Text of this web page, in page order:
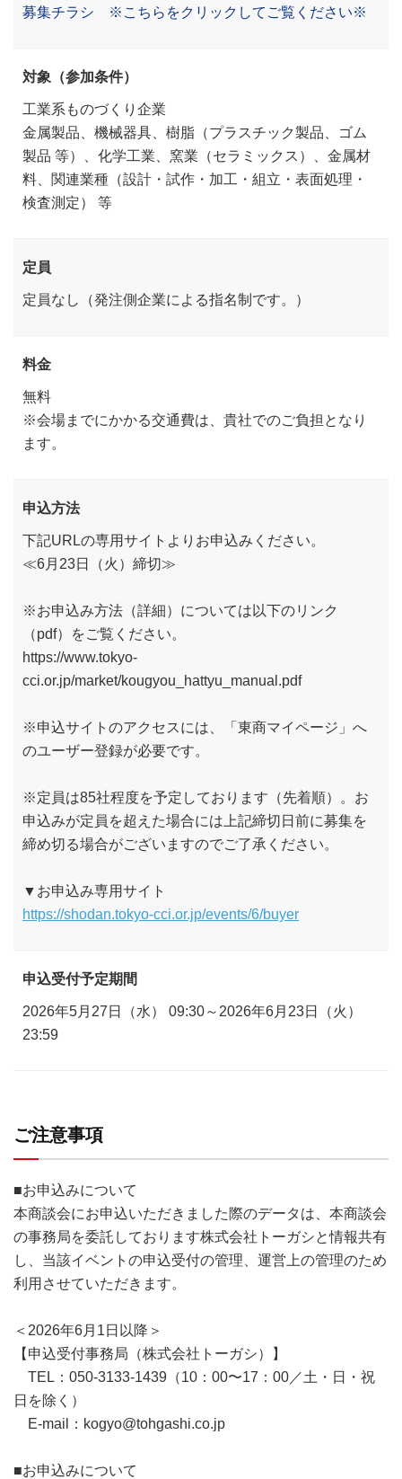
募集チラシ ※こちらをクリックしてご覧ください※
対象（参加条件）
工業系ものづくり企業
金属製品、機械器具、樹脂（プラスチック製品、ゴム
製品 等）、化学工業、窯業（セラミックス）、金属材
料、関連業種（設計・試作・加工・組立・表面処理・
検査測定） 等
定員
定員なし（発注側企業による指名制です。）
料金
無料
※会場までにかかる交通費は、貴社でのご負担となり
ます。
申込方法
下記URLの専用サイトよりお申込みください。
≪6月23日（火）締切≫
※お申込み方法（詳細）については以下のリンク
（pdf）をご覧ください。
https://www.tokyo-
cci.or.jp/market/kougyou_hattyu_manual.pdf
※申込サイトのアクセスには、「東商マイページ」へ
のユーザー登録が必要です。
※定員は85社程度を予定しております（先着順）。お
申込みが定員を超えた場合には上記締切日前に募集を
締め切る場合がございますのでご了承ください。
▼お申込み専用サイト
https://shodan.tokyo-cci.or.jp/events/6/buyer
申込受付予定期間
2026年5月27日（水） 09:30～2026年6月23日（火）
23:59
ご注意事項
■お申込みについて
本商談会にお申込いただきました際のデータは、本商談会
の事務局を委託しております株式会社トーガシと情報共有
し、当該イベントの申込受付の管理、運営上の管理のため
利用させていただきます。
＜2026年6月1日以降＞
【申込受付事務局（株式会社トーガシ）】
TEL：050-3133-1439（10：00〜17：00／土・日・祝
日を除く）
E-mail：kogyo@tohgashi.co.jp
■お申込みについて